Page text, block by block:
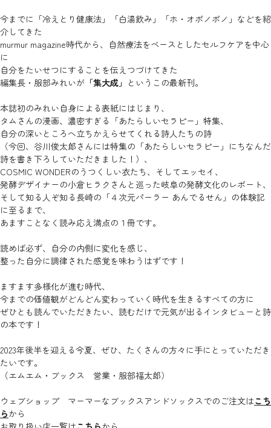
今までに「冷えとり健康法」「白湯飲み」「ホ・オポノポノ」などを紹
介してきた
murmur magazine時代から、自然療法をベースとしたセルフケアを中心
に
自分をたいせつにすることを伝えつづけてきた
編集長・服部みれいが 「集大成」 というこの最新刊。
本誌初のみれい自身による表紙にはじまり、
タムさんの漫画、濃密すぎる「あたらしいセラピー」特集、
自分の深いところへ立ちかえらせてくれる詩人たちの詩
（今回、谷川俊太郎さんには特集の「あたらしいセラピー」にちなんだ
詩を書き下ろしていただきました！）、
COSMIC WONDERのうつくしい衣たち、そしてエッセイ、
発酵デザイナーの小倉ヒラクさんと巡った岐阜の発酵文化のレポート、
そして知る人ぞ知る長崎の「４次元パーラー あんでるせん」の体験記
に至るまで、
あますことなく読み応え満点の１冊です。
読めば必ず、自分の内側に変化を感じ、
整った自分に調律された感覚を味わうはずです！
ますます多様化が進む時代、
今までの価値観がどんどん変わっていく時代を生きるすべての方に
ぜひとも読んでいただきたい、読むだけで元気が出るインタビューと詩
の本です！
2023年後半を迎える今夏、ぜひ、たくさんの方々に手にとっていただき
たいです。
（エムエム・ブックス 営業・服部福太郎）
ウェブショップ マーマーなブックスアンドソックスでのご注文はこち
らから